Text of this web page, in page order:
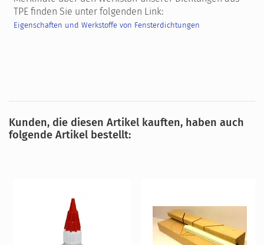
TPE finden Sie unter folgenden Link:
Eigenschaften und Werkstoffe von Fensterdichtungen
Kunden, die diesen Artikel kauften, haben auch
folgende Artikel bestellt: